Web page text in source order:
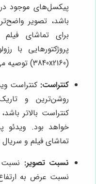
پیکسل‌های موجود
باشد، تصویر
برای تماشای
(3840x2160) توصیه می‌شوند.
کنتراست: کنتراست
روشن‌ترین و
کنتراست بالاتر
خواهد بود. ویدئو
تماشای فیلم و
نسبت تصویر: نسبت
نسبت عرض به